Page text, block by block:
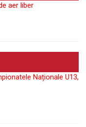
aer liber
Naționale U13,